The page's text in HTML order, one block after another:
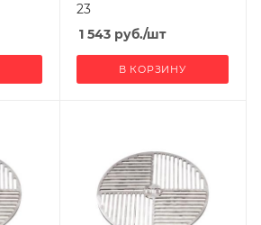
23
1 543руб./шт
В КОРЗИНУ
Глубина, мм
287
Высота, мм